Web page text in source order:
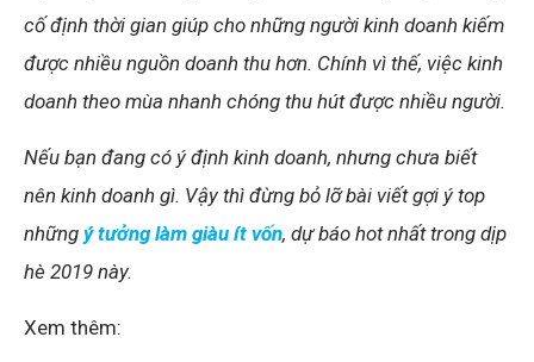
cố định thời gian giúp cho những người kinh doanh kiếm
được nhiều nguồn doanh thu hơn. Chính vì thế, việc kinh
doanh theo mùa nhanh chóng thu hút được nhiều người.
Nếu bạn đang có ý định kinh doanh, nhưng chưa biết
nên kinh doanh gì. Vậy thì đừng bỏ lỡ bài viết gợi ý top
những ý tưởng làm giàu ít vốn, dự báo hot nhất trong dịp
hè 2019 này.
Xem thêm: